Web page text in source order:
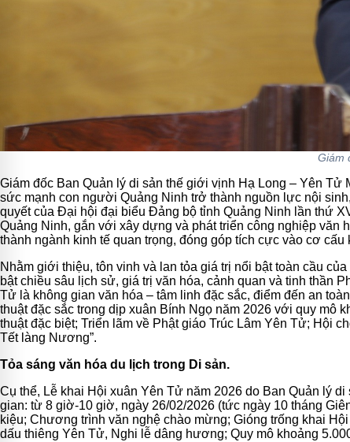
Giám
Giám đốc Ban Quản lý di sản thế giới vịnh Hạ Long – Yên Tử
sức mạnh con người Quảng Ninh trở thành nguồn lực nội
quyết của Đại hội đại biểu Đảng bộ tỉnh Quảng Ninh lần thứ
Quảng Ninh, gắn với xây dựng và phát triển công nghiệp văn
thành ngành kinh tế quan trọng, đóng góp tích cực vào cơ cấu
Nhằm giới thiệu, tôn vinh và lan tỏa giá trị nổi bật toàn cầu
bật chiều sâu lịch sử, giá trị văn hóa, cảnh quan và tinh thần
Tử là không gian văn hóa – tâm linh đặc sắc, điểm đến an
thuật đặc sắc trong dịp xuân Bính Ngọ năm 2026 với quy mô
thuật đặc biệt; Triển lãm về Phật giáo Trúc Lâm Yên Tử; Hội
Tết làng Nương”.
Tỏa sáng văn hóa du lịch trong Di sản.
Cụ thể, Lễ khai Hội xuân Yên Tử năm 2026 do Ban Quản lý
gian: từ 8 giờ-10 giờ, ngày 26/02/2026 (tức ngày 10 tháng
kiệu; Chương trình văn nghệ chào mừng; Gióng trống khai
dấu thiêng Yên Tử, Nghi lễ dâng hương; Quy mô khoảng